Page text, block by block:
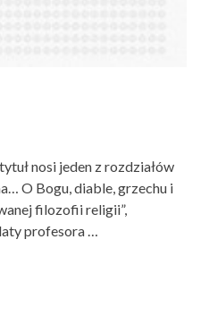
nosi jeden z rozdziałów
O Bogu, diable, grzechu i
filozofii religii”,
profesora …